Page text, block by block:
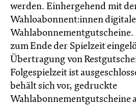
werden. Einhergehend mit
Wahloabonnent:innen digitale
Wahlabonnementgutscheine.
zum Ende der Spielzeit
Übertragung von
Folgespielzeit ist
behält sich vor, gedruckte
Wahlabonnementgutscheine